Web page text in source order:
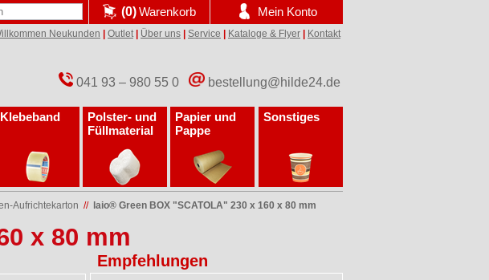
Neukunden Outlet Über uns Service Kataloge & Flyer Kontakt
041 93 – 980 55 0 bestellung@hilde24.de
(0)Warenkorb Mein Konto
Klebeband
Polster- und
Füllmaterial
Papier und
Pappe
Sonstiges
Aufrichtekarton // laio® Green BOX "SCATOLA" 230 x 160 x 80 mm
x 80 mm
Empfehlungen